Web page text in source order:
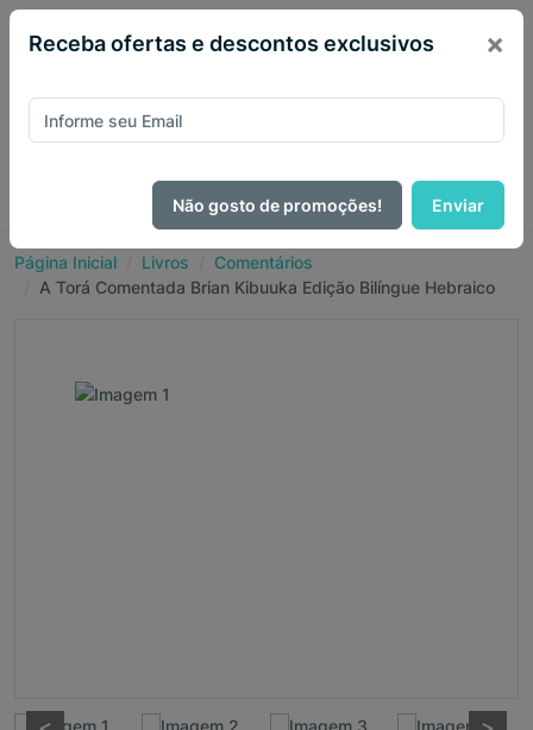
Página Inicial Livros
Comentários
A Torá Comentada Brian Kibuuka Edição Bilíngue Hebraico
Receba ofertas e descontos exclusivos ×
Não gosto de promoções! Enviar